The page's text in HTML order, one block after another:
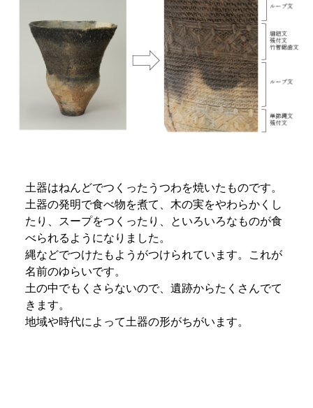
土器はねんどでつくったうつわを焼いたものです。
土器の発明で食べ物を煮て、木の実をやわらかくし
たり、スープをつくったり、といろいろなものが食
べられるようになりました。
縄などでつけたもようがつけられています。これが
名前のゆらいです。
土の中でもくさらないので、遺跡からたくさんでて
きます。
地域や時代によって土器の形がちがいます。